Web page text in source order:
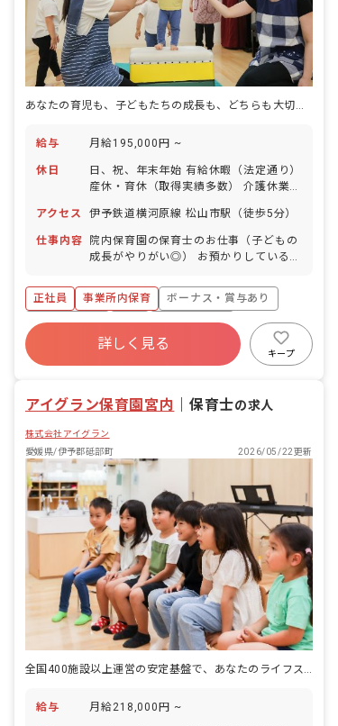
給与 月給195,000円 ~
休日
日、祝、年末年始 有給休暇（法定通り）
産休・育休（取得実績多数） 介護休業
アクセス
伊予鉄道横河原線 松山市駅（徒歩5分）
仕事内容
院内保育園の保育士のお仕事（子どもの
成長がやりがい◎） お預かりしている子
食事・睡眠・排泄・清潔・衣類の着脱等
・集団生活を通じた社会性の装着 ・行事
の計画・実行、お知らせの作成
正社員 事業所内保育
ボーナス・賞与あり
社会保険完備
有給
福利厚生充実
昇給昇進あり
産休育休制度
詳しく見る
キープ
アイグラン保育園宮内 ｜保育士の求人
株式会社アイグラン
愛媛県/伊予郡砥部町
2026/05/22更新
給与 月給218,000円 ~